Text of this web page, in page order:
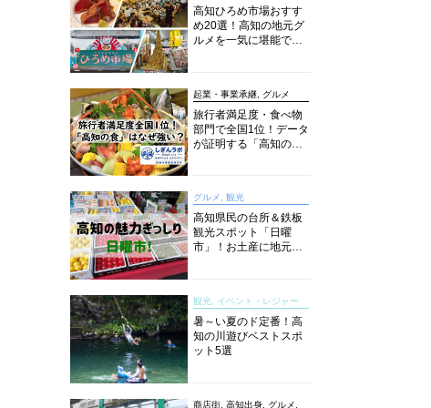
高知ひろめ市場おすす
め20選！高知の地元グ
ルメを一気に堪能でき
起業・事業承継, グルメ
旅行者満足度・食べ物
部門で全国1位！データ
が証明する「高知の
グルメ, 観光
高知県民の台所＆鉄板
観光スポット「日曜
市」！お土産に地元野
説！
観光, イベント・レジャー
暑～い夏のド定番！高
知の川遊びベストスポ
ット5選
商店街, 高知出身, グルメ,